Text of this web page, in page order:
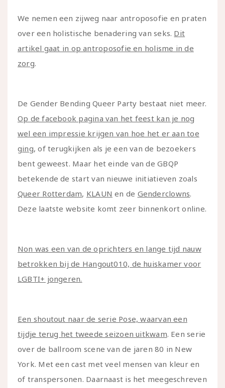
We nemen een zijweg naar antroposofie en praten
over een holistische benadering van seks. Dit
artikel gaat in op antroposofie en holisme in de
zorg.
De Gender Bending Queer Party bestaat niet meer.
Op de facebook pagina van het feest kan je nog
wel een impressie krijgen van hoe het er aan toe
ging, of terugkijken als je een van de bezoekers
bent geweest. Maar het einde van de GBQP
betekende de start van nieuwe initiatieven zoals
Queer Rotterdam, KLAUN en de Genderclowns.
Deze laatste website komt zeer binnenkort online.
Non was een van de oprichters en lange tijd nauw
betrokken bij de Hangout010, de huiskamer voor
LGBTI+ jongeren.
Een shoutout naar de serie Pose, waarvan een
tijdje terug het tweede seizoen uitkwam. Een serie
over de ballroom scene van de jaren 80 in New
York. Met een cast met veel mensen van kleur en
of transpersonen. Daarnaast is het meegeschreven